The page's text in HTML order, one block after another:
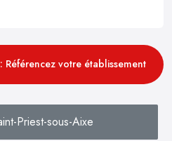
Référencez votre établissement
Priest-sous-Aixe